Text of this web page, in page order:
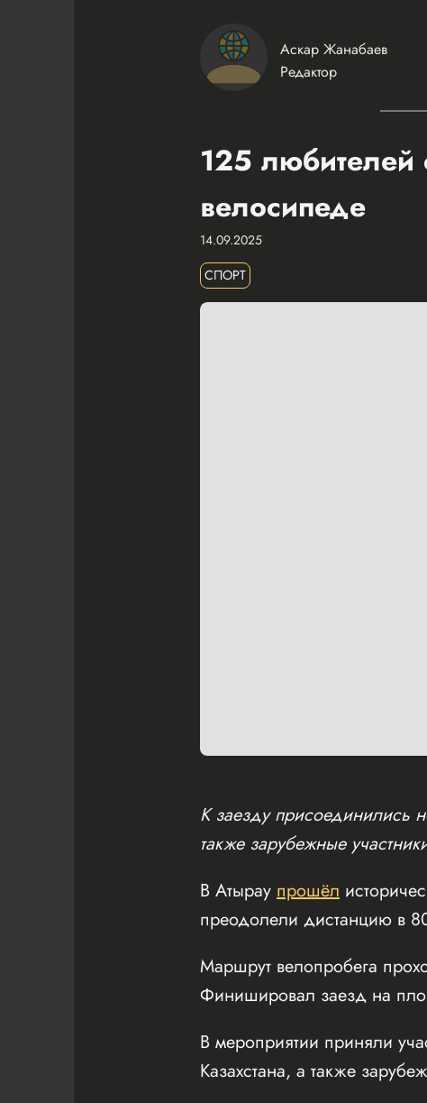
Аскар Жанабаев
Редактор
125 любителей
велосипеде
14.09.2025
СПОРТ
К заезду присоединились
также зарубежные
В Атырау прошёл
преодолели дистанцию в
Маршрут велопробега
Финишировал заезд на
В мероприятии приняли
Казахстана, а также